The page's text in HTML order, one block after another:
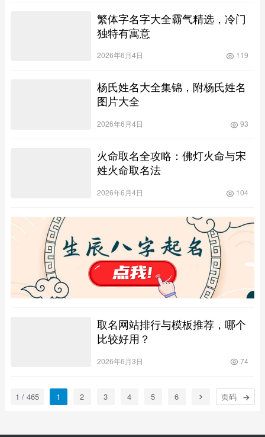
繁体字名字大全霸气精选，冷门
独特有寓意
2026年6月4日 119
杨氏姓名大全集锦，附杨氏姓名
图片大全
2026年6月4日 93
火命取名全攻略：佛灯火命与宋
姓火命取名法
2026年6月4日 104
取名网站排行与模板推荐，哪个
比较好用？
2026年6月3日 74
1 / 465 1 2 3 4 5 6